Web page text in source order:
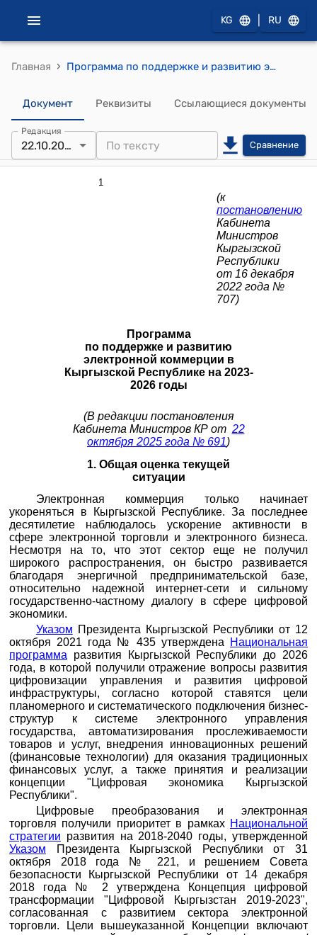
KG RU
Главная › Программа по поддержке и развитию электронной коммерции в Кыргызской Республике на 2023-2026 годы (к постановлению Кабинета Министров КР от 16 декабря 2022 года № 707)
Документ Реквизиты Ссылающиеся документы
Редакция
22.10.2025 Сравнение